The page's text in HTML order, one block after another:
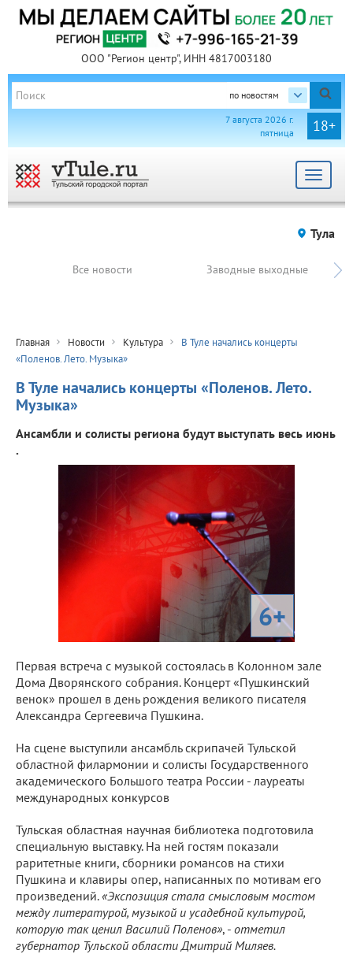
ООО "Регион центр", ИНН 4817003180
по новостям
18+
7 августа 2026 г.
пятница
Toggle
Тула
Все новости Заводные выходные
Главная Новости Культура
В Туле начались концерты
«Поленов. Лето. Музыка»
В Туле начались концерты «Поленов. Лето.
Музыка»
Ансамбли и солисты региона будут выступать весь июнь
.
6+
Первая встреча с музыкой состоялась в Колонном зале
Дома Дворянского собрания. Концерт «Пушкинский
венок» прошел в день рождения великого писателя
Александра Сергеевича Пушкина.
На сцене выступили ансамбль скрипачей Тульской
областной филармонии и солисты Государственного
академического Большого театра России - лауреаты
международных конкурсов
Тульская областная научная библиотека подготовила
специальную выставку. На ней гостям показали
раритетные книги, сборники романсов на стихи
Пушкина и клавиры опер, написанных по мотивам его
произведений.«Экспозиция стала смысловым мостом
между литературой, музыкой и усадебной культурой,
которую так ценил Василий Поленов», - отметил
губернатор Тульской области Дмитрий Миляев.